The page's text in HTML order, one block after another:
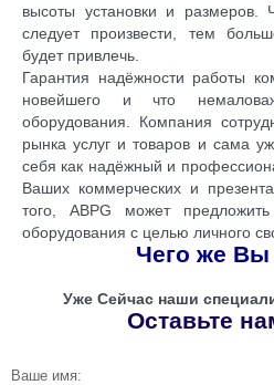
высоты установки и размеров.
следует произвести, тем
будет привлечь.
Гарантия надёжности работы
новейшего и что
оборудования. Компания
рынка услуг и товаров и сама
себя как надёжный и
Ваших коммерческих и
того, ABPG может
оборудования с целью личного
Чего же Вы
Уже Сейчас наши
Оставьте
Ваше имя: